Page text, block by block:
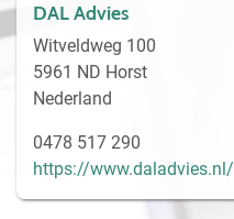
DAL Advies
Witveldweg 100
5961 ND Horst
Nederland
0478 517 290
https://www.daladvies.nl/